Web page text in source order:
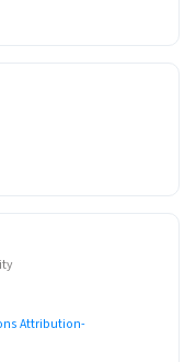
Attribution-